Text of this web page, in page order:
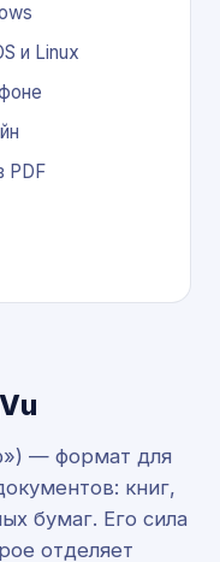
и Linux
PDF
— формат для
книг,
бумаг. Его сила
отделяет